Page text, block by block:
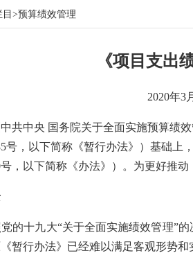
>预算绩效管理
《项目支出
2020年
中央 国务院关于全面实施预算绩效
号，以下简称《暂行办法》）基础
号，以下简称《办法》）。为更好推
十九大“关于全面实施绩效管理”的
暂行办法》已经难以满足客观形势